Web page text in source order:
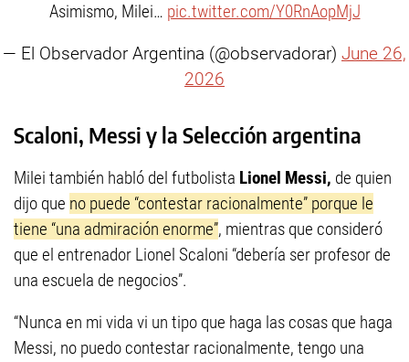
Asimismo, Milei… pic.twitter.com/Y0RnAopMjJ
— El Observador Argentina (@observadorar) June 26,
2026
Scaloni, Messi y la Selección argentina
Milei también habló del futbolista Lionel Messi, de quien
dijo que no puede “contestar racionalmente” porque le
tiene “una admiración enorme”, mientras que consideró
que el entrenador Lionel Scaloni “debería ser profesor de
una escuela de negocios”.
“Nunca en mi vida vi un tipo que haga las cosas que haga
Messi, no puedo contestar racionalmente, tengo una